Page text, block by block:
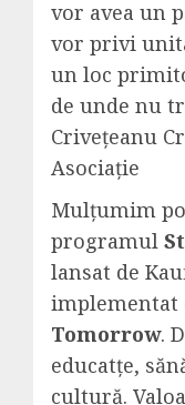
vor avea un
vor privi
un loc
de unde nu
Criveţeanu
Asociaţie
Mulţumim
programul
lansat de
implementat
Tomorrow.
educatţe,
cultură.